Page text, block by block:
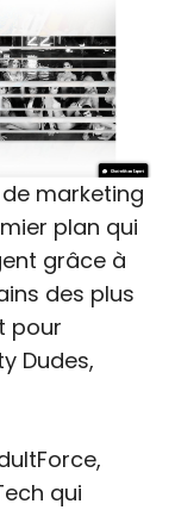
marketing
plan qui
grâce à
des plus
pour
Dudes,
qui